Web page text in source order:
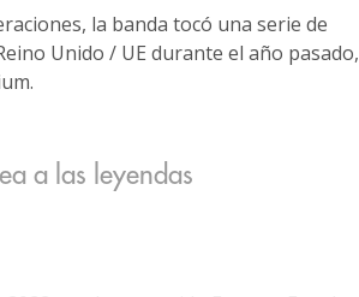
la banda tocó una serie de
Unido / UE durante el año pasado,
a las leyendas